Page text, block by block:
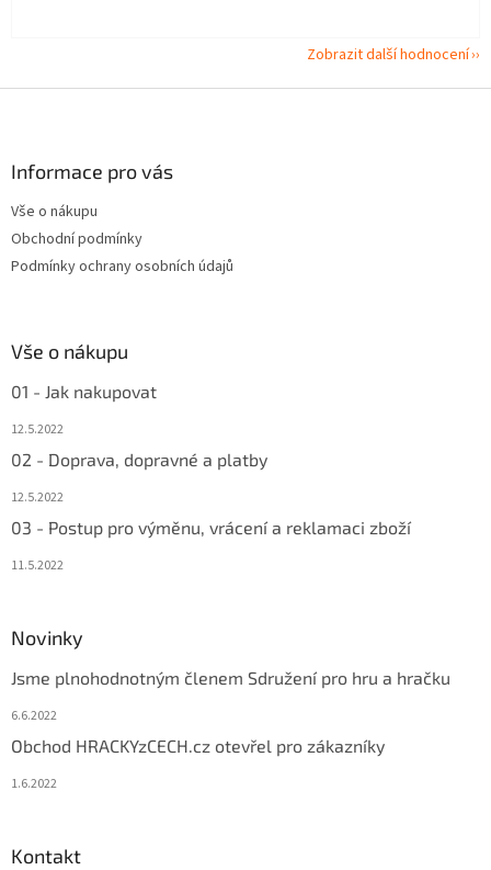
Zobrazit další hodnocení
Informace pro vás
Vše o nákupu
Obchodní podmínky
Podmínky ochrany osobních údajů
Vše o nákupu
01 - Jak nakupovat
12.5.2022
02 - Doprava, dopravné a platby
12.5.2022
03 - Postup pro výměnu, vrácení a reklamaci zboží
11.5.2022
Novinky
Jsme plnohodnotným členem Sdružení pro hru a hračku
6.6.2022
Obchod HRACKYzCECH.cz otevřel pro zákazníky
1.6.2022
Kontakt